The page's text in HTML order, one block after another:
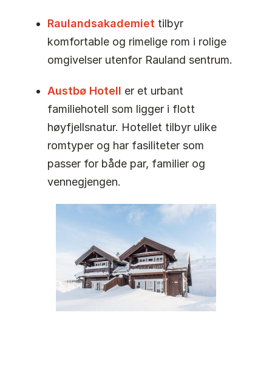
Raulandsakademiet tilbyr
komfortable og rimelige rom i rolige
omgivelser utenfor Rauland sentrum.
Austbø Hotell er et urbant
familiehotell som ligger i flott
høyfjellsnatur. Hotellet tilbyr ulike
romtyper og har fasiliteter som
passer for både par, familier og
vennegjengen.